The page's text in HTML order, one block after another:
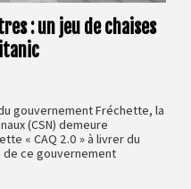
: un jeu de chaises
gouvernement Fréchette, la
(CSN) demeure
« CAQ 2.0 » à livrer du
de ce gouvernement